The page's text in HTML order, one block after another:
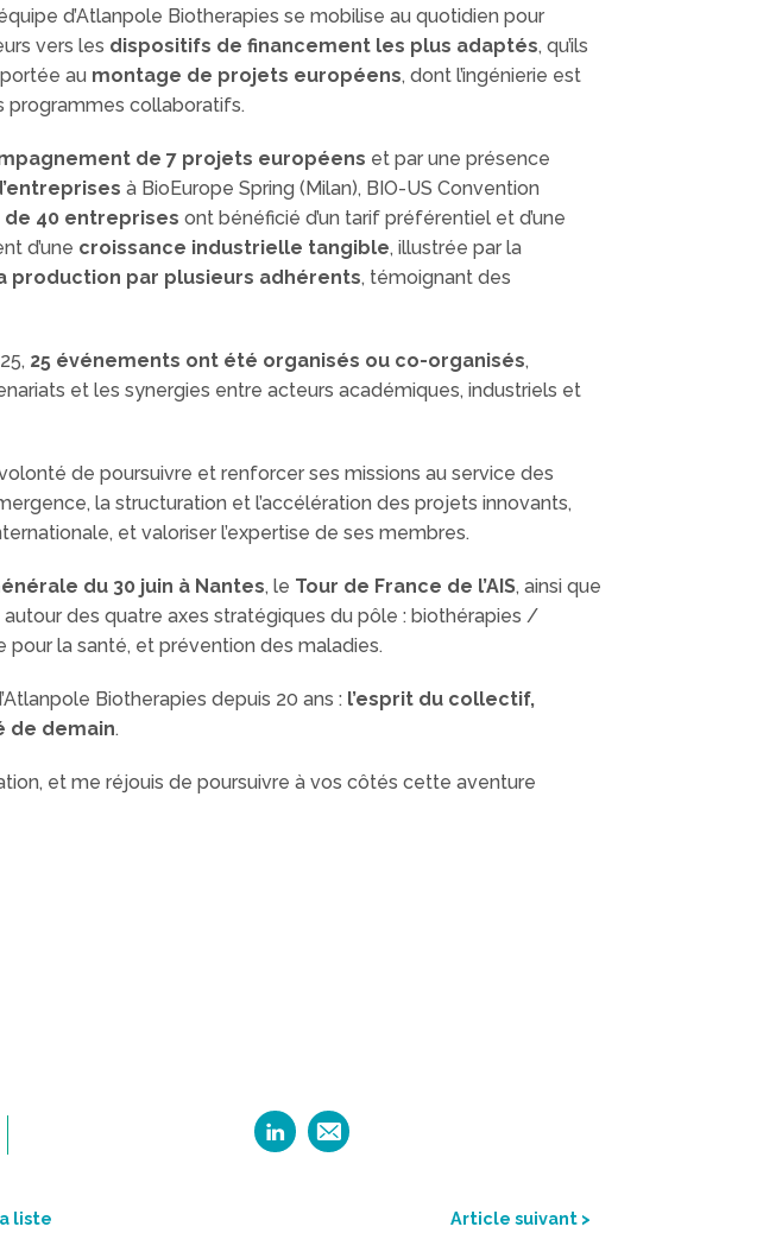
d’Atlanpole Biotherapies se mobilise au quotidien pour
vers les dispositifs de financement les plus adaptés, qu’ils
au montage de projets européens, dont l’ingénierie est
programmes collaboratifs.
de 7 projets européens et par une présence
à BioEurope Spring (Milan), BIO-US Convention
de 40 entreprises ont bénéficié d’un tarif préférentiel et d’une
d’une croissance industrielle tangible, illustrée par la
production par plusieurs adhérents, témoignant des
25 événements ont été organisés ou co-organisés,
et les synergies entre acteurs académiques, industriels et
de poursuivre et renforcer ses missions au service des
la structuration et l’accélération des projets innovants,
et valoriser l’expertise de ses membres.
du 30 juin à Nantes, le Tour de France de l’AIS, ainsi que
autour des quatre axes stratégiques du pôle : biothérapies /
la santé, et prévention des maladies.
Biotherapies depuis 20 ans : l’esprit du collectif,
de demain.
et me réjouis de poursuivre à vos côtés cette aventure
liste Article suivant >